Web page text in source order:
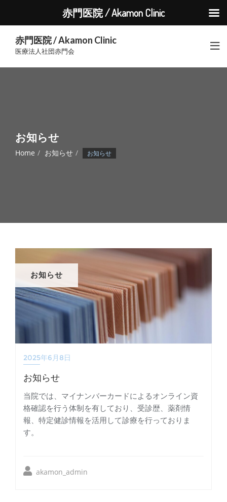
赤門医院 / Akamon Clinic
医療法人社団赤門会
お知らせ
Home お知らせ お知らせ
お知らせ
2025年6月8日
お知らせ
当院では、マイナンバーカードによるオンライン資
格確認を行う体制を有しており、受診歴、薬剤情
報、特定健診情報を活用して診療を行っておりま
す。
akamon_admin
赤門医院 / Akamon Clinic